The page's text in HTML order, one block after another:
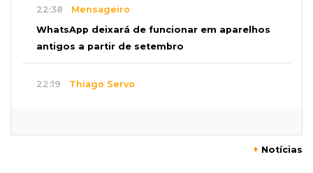
22:38 Mensageiro
WhatsApp deixará de funcionar em aparelhos
antigos a partir de setembro
22:19 Thiago Servo
+ Notícias